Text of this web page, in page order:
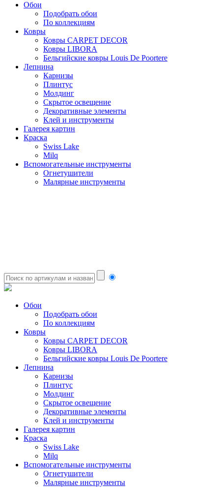
Обои
Подобрать обои
По коллекциям
Ковры
Ковры CARPET DECOR
Ковры LIBORA
Бельгийские ковры Louis De Poortere
Лепнина
Карнизы
Плинтус
Молдинг
Скрытое освещение
Декоративные элементы
Клей и инструменты
Галерея картин
Краска
Swiss Lake
Milq
Вспомогательные инструменты
Огнетушители
Малярные инструменты
Обои
Подобрать обои
По коллекциям
Ковры
Ковры CARPET DECOR
Ковры LIBORA
Бельгийские ковры Louis De Poortere
Лепнина
Карнизы
Плинтус
Молдинг
Скрытое освещение
Декоративные элементы
Клей и инструменты
Галерея картин
Краска
Swiss Lake
Milq
Вспомогательные инструменты
Огнетушители
Малярные инструменты